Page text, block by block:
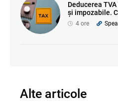
Deducerea
și impozabile.
4 ore
Alte articole